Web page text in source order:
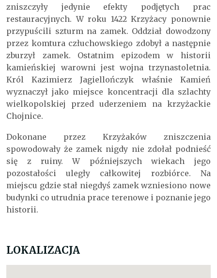
zniszczyły jedynie efekty podjętych prac
restauracyjnych. W roku 1422 Krzyżacy ponownie
przypuścili szturm na zamek. Oddział dowodzony
przez komtura człuchowskiego zdobył a następnie
zburzył zamek. Ostatnim epizodem w historii
kamieńskiej warowni jest wojna trzynastoletnia.
Król Kazimierz Jagiellończyk właśnie Kamień
wyznaczył jako miejsce koncentracji dla szlachty
wielkopolskiej przed uderzeniem na krzyżackie
Chojnice.
Dokonane przez Krzyżaków zniszczenia
spowodowały że zamek nigdy nie zdołał podnieść
się z ruiny. W późniejszych wiekach jego
pozostałości uległy całkowitej rozbiórce. Na
miejscu gdzie stał niegdyś zamek wzniesiono nowe
budynki co utrudnia prace terenowe i poznanie jego
historii.
LOKALIZACJA